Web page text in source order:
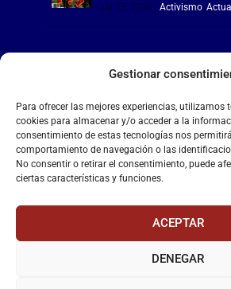
Gestionar
Para ofrecer las mejores experiencias, utilizamos
cookies para almacenar y/o acceder a la
consentimiento de estas tecnologías nos
comportamiento de navegación o las
No consentir o retirar el consentimiento, puede
ciertas características y funciones.
ACEPTAR
DENEGAR
Jul 15, 2026 | Activismo,
LA FALANGE
Reproductor
de
vídeo